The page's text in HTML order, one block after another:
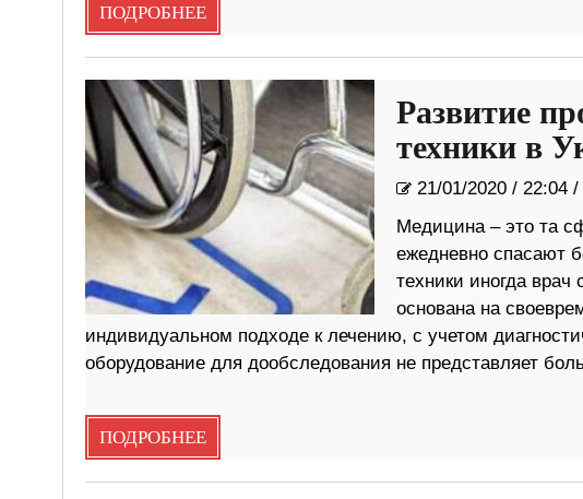
ПОДРОБНЕЕ
Развитие
техники в
21/01/2020/ 22:04 /
Медицина – это та
ежедневно спасают
техники иногда
основана на
индивидуальном подходе к лечению, с учетом
оборудование для дообследования не представляет
ПОДРОБНЕЕ